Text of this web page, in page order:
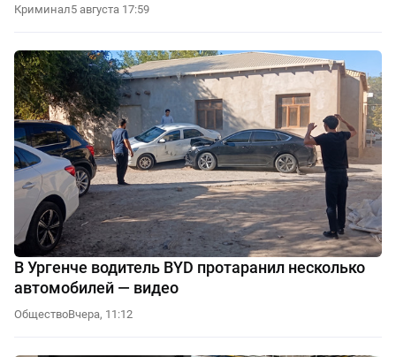
Криминал5 августа 17:59
В Ургенче водитель BYD протаранил несколько
автомобилей — видео
ОбществоВчера, 11:12